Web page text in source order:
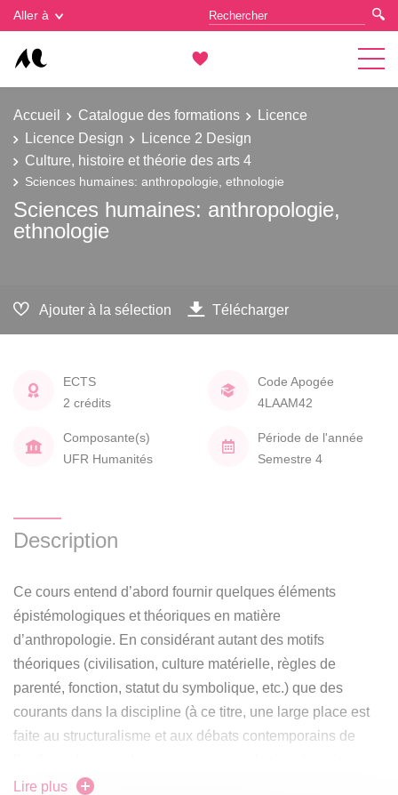
Aller à
Accueil Catalogue des formations
Licence
Licence Design
Licence 2 Design
Culture, histoire et théorie des arts 4
Sciences humaines: anthropologie, ethnologie
Sciences humaines: anthropologie,
ethnologie
Ajouter à la sélection Télécharger
ECTS
2 crédits
Code Apogée
4LAAM42
Composante(s)
UFR Humanités
Période de l'année
Semestre 4
Description
Ce cours entend d’abord fournir quelques éléments
épistémologiques et théoriques en matière
d’anthropologie. En considérant autant des motifs
théoriques (civilisation, culture matérielle, règles de
parenté, fonction, statut du symbolique, etc.) que des
courants dans la discipline (à ce titre, une large place est
faite au structuralisme et aux débats contemporains de
notamment sur sa position aussi bien totalisante
Lire plus
Gestion des cookies